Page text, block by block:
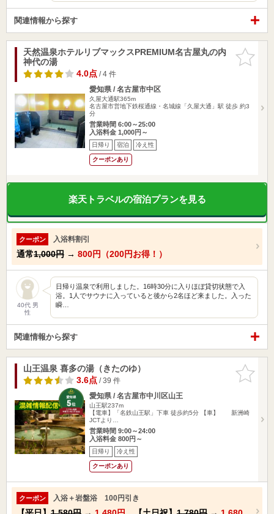
関連情報から探す
お気に入
りに追加
天然温泉ホテルリブマックスPREMIUM名古屋丸の内
神代の湯
4.0点/ 4 件
愛知県 / 名古屋市中区
久屋大通駅365m
名古屋市営地下鉄桜通線・名城線「久屋大通」駅 徒歩 約3
分
営業時間 6:00～25:00
入浴料金 1,000円～
日帰り 宿泊 冷え性
クーポンあり
楽天トラベルの宿泊プランを見る
クーポン 入浴料割引
通常1,000円 → 800円（200円お得！）
40代 男
性
日帰り温泉で利用しました。16時30分に入りほぼ貸切状態で入
浴。1人でサウナに入っていると後から2名ほど来ました。入った
瞬…
関連情報から探す
お気に入
りに追加
山王温泉 喜多の湯（きたのゆ）
3.6点/ 39 件
愛知県 / 名古屋市中川区山王
山王駅237m
【電車】「名鉄山王駅」下車 徒歩約5分 【車】 新洲崎
JCTより…
営業時間 9:00～24:00
入浴料金 800円～
日帰り 冷え性
クーポンあり
クーポン 入浴＋岩盤浴 100円引き